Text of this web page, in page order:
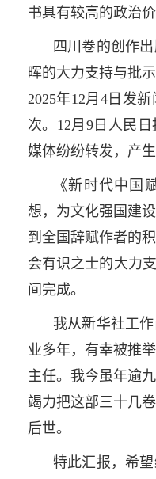
书具有较高的政治
四川卷的创作
晖的大力支持与批
2025年12月4日发
次。12月9日人民
媒体纷纷转发，产生
《新时代中国
想，为文化强国建
到全国辞赋作者的
会有识之士的大力
间完成。
我从新华社工
业多年，有幸被推
主任。我今虽年逾
竭力把这部三十几
后世。
特此汇报，希